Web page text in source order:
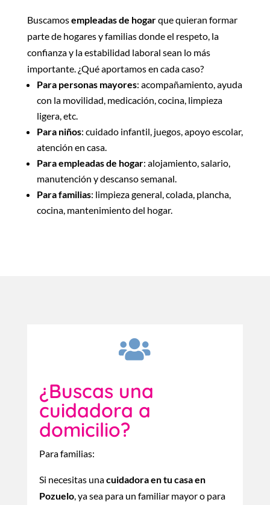
Buscamosempleadas de hogarque quieran formar
parte de hogares y familias donde el respeto, la
confianza y la estabilidad laboral sean lo más
importante. ¿Qué aportamos en cada caso?
Para personas mayores: acompañamiento, ayuda
con la movilidad, medicación, cocina, limpieza
ligera, etc.
Para niños: cuidado infantil, juegos, apoyo escolar,
atención en casa.
Para empleadas de hogar: alojamiento, salario,
manutención y descanso semanal.
Para familias: limpieza general, colada, plancha,
cocina, mantenimiento del hogar.

¿Buscas una
cuidadora a
domicilio?
Para familias:
Si necesitas unacuidadora en tu casa en
Pozuelo, ya sea para un familiar mayor o para